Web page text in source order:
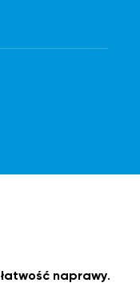
łatwość naprawy.